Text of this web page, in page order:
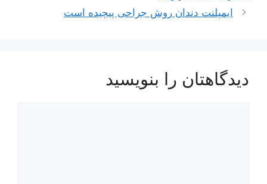
ایمپلنت دندان روش جراحی پیچیده است
دیدگاهتان را بنویسید